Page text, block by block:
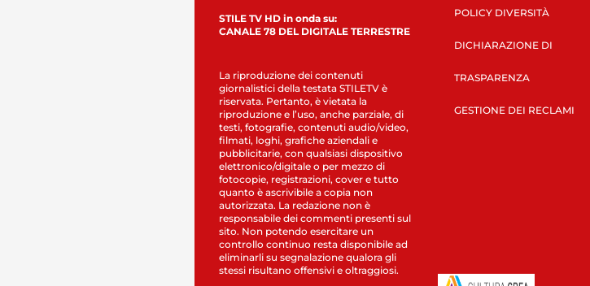
STILE TV HD in onda su:
CANALE 78 DEL DIGITALE TERRESTRE
La riproduzione dei contenuti
giornalistici della testata STILETV è
riservata. Pertanto, è vietata la
riproduzione e l’uso, anche parziale, di
testi, fotografie, contenuti audio/video,
filmati, loghi, grafiche aziendali e
pubblicitarie, con qualsiasi dispositivo
elettronico/digitale o per mezzo di
fotocopie, registrazioni, cover e tutto
quanto è ascrivibile a copia non
autorizzata. La redazione non è
responsabile dei commenti presenti sul
sito. Non potendo esercitare un
controllo continuo resta disponibile ad
eliminarli su segnalazione qualora gli
stessi risultano offensivi e oltraggiosi.
POLICY DIVERSITÀ
DICHIARAZIONE DI
TRASPARENZA
GESTIONE DEI RECLAMI